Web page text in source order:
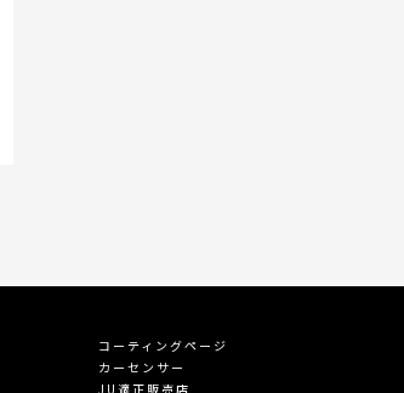
コーティングページ
カーセンサー
JU適正販売店